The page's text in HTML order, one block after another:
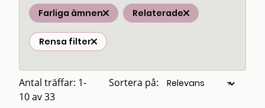
Farliga ämnen Relaterade
Rensa filter
Antal träffar: 1-
10 av 33
Sortera på: